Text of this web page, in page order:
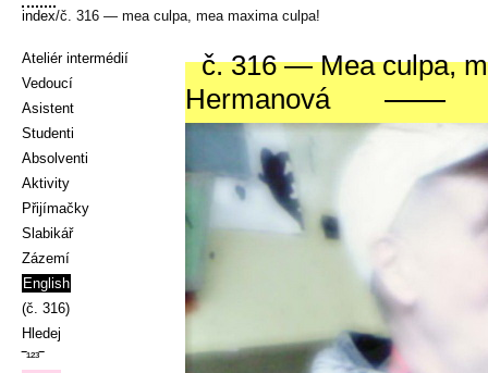
index/č. 316 — mea culpa, mea maxima culpa!
Ateliér intermédií
Vedoucí
Asistent
Studenti
Absolventi
Aktivity
Přijímačky
Slabikář
Zázemí
English
(č. 316)
Hledej
‾¹²³‾
č. 316 — Mea culpa,
Hermanová